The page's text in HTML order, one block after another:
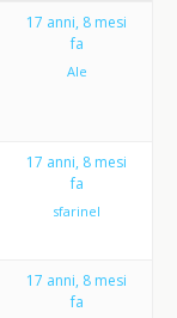
17 anni, 8 mesi
fa
Ale
17 anni, 8 mesi
fa
sfarinel
17 anni, 8 mesi
fa